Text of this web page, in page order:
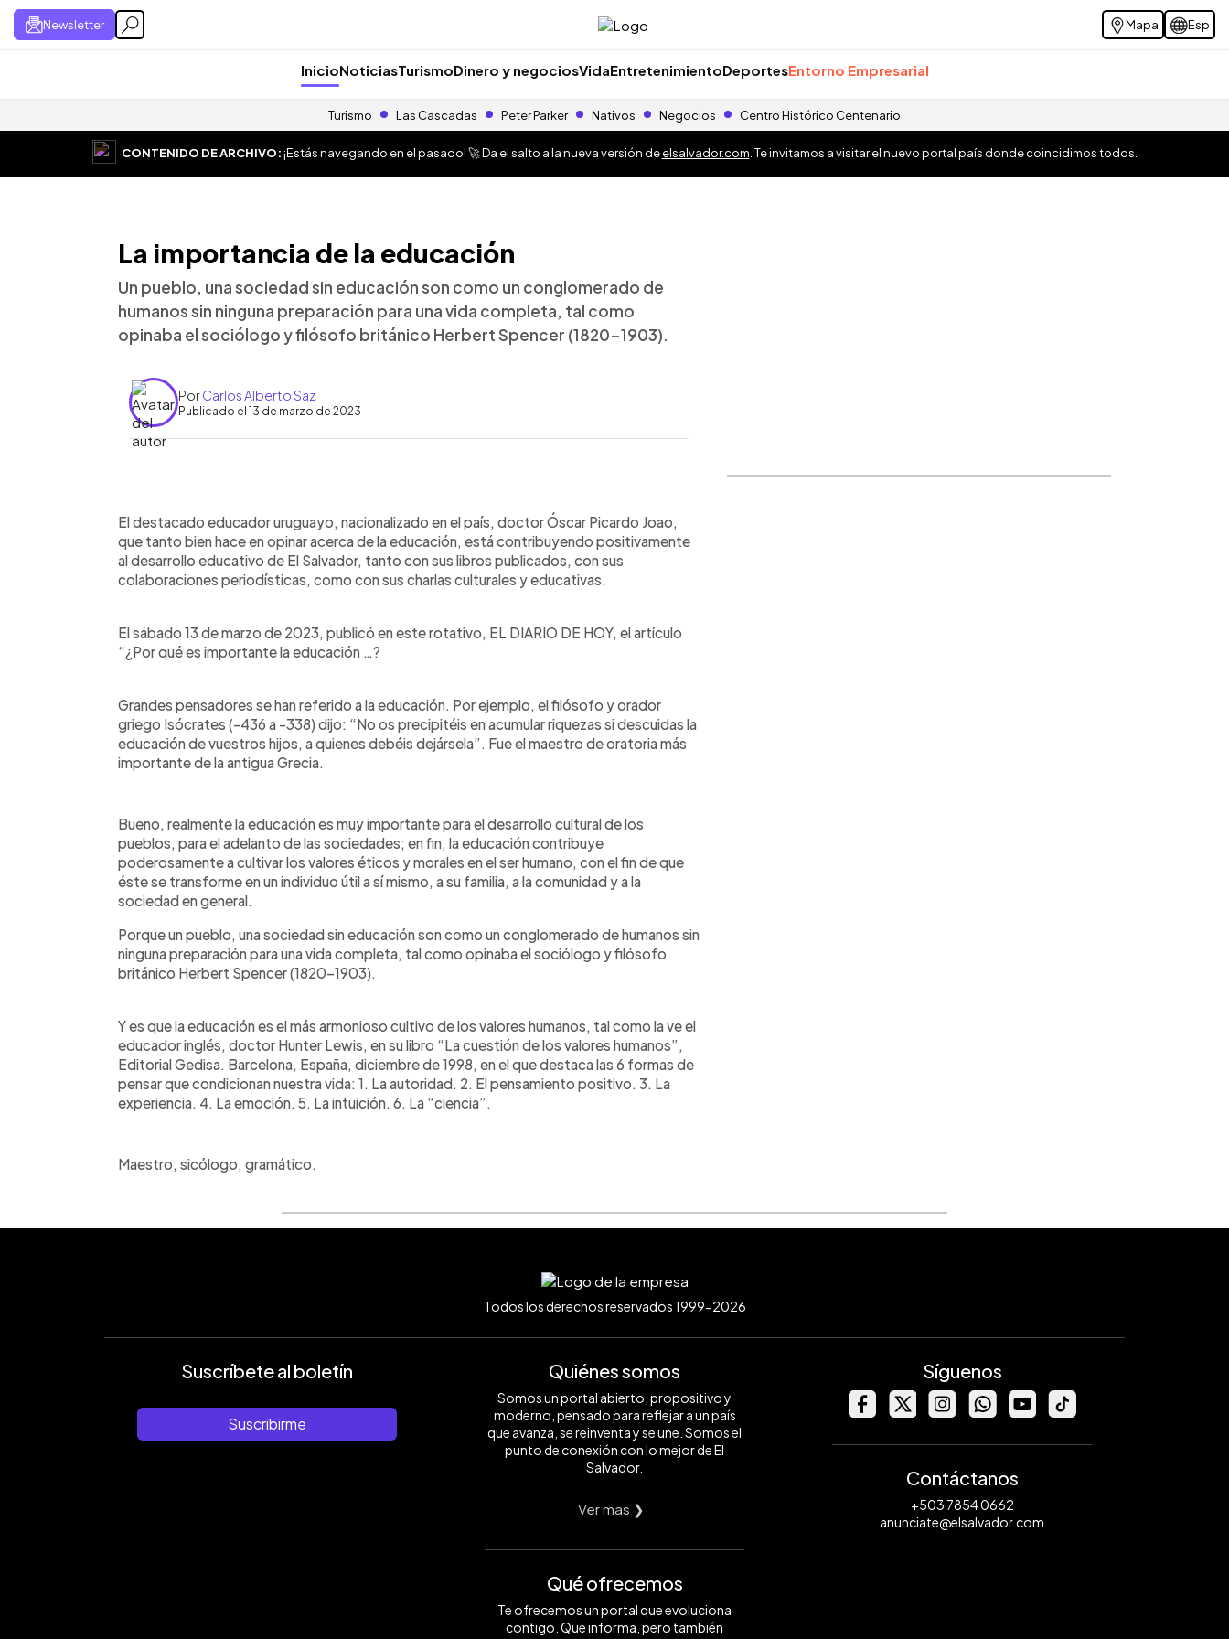
Newsletter Mapa Esp
InicioNoticiasTurismoDinero y negociosVidaEntretenimientoDeportesEntorno Empresarial
Turismo Las Cascadas Peter Parker Nativos Negocios Centro Histórico Centenario
CONTENIDO DE ARCHIVO:¡Estás navegando en el pasado! 🚀 Da el salto a la nueva versión deelsalvador.com . Te invitamos a visitar el nuevo portal país donde coincidimos todos.
La importancia de la educación
Un pueblo, una sociedad sin educación son como un conglomerado de
humanos sin ninguna preparación para una vida completa, tal como
opinaba el sociólogo y filósofo británico Herbert Spencer (1820-1903).
PorCarlos Alberto Saz
Publicado el 13 de marzo de 2023
Escuchar artículo
El destacado educador uruguayo, nacionalizado en el país, doctor Óscar Picardo Joao,
que tanto bien hace en opinar acerca de la educación, está contribuyendo positivamente
al desarrollo educativo de El Salvador, tanto con sus libros publicados, con sus
colaboraciones periodísticas, como con sus charlas culturales y educativas.
El sábado 13 de marzo de 2023, publicó en este rotativo, EL DIARIO DE HOY, el artículo
“¿Por qué es importante la educación …?
Grandes pensadores se han referido a la educación. Por ejemplo, el filósofo y orador
griego Isócrates (-436 a -338) dijo: “No os precipitéis en acumular riquezas si descuidas la
educación de vuestros hijos, a quienes debéis dejársela”. Fue el maestro de oratoria más
importante de la antigua Grecia.
Bueno, realmente la educación es muy importante para el desarrollo cultural de los
pueblos, para el adelanto de las sociedades; en fin, la educación contribuye
poderosamente a cultivar los valores éticos y morales en el ser humano, con el fin de que
éste se transforme en un individuo útil a sí mismo, a su familia, a la comunidad y a la
sociedad en general.
Porque un pueblo, una sociedad sin educación son como un conglomerado de humanos sin
ninguna preparación para una vida completa, tal como opinaba el sociólogo y filósofo
británico Herbert Spencer (1820-1903).
Y es que la educación es el más armonioso cultivo de los valores humanos, tal como la ve el
educador inglés, doctor Hunter Lewis, en su libro “La cuestión de los valores humanos”,
Editorial Gedisa. Barcelona, España, diciembre de 1998, en el que destaca las 6 formas de
pensar que condicionan nuestra vida: 1. La autoridad. 2. El pensamiento positivo. 3. La
experiencia. 4. La emoción. 5. La intuición. 6. La “ciencia”.
Maestro, sicólogo, gramático.
Todos los derechos reservados 1999-2026
Suscríbete al boletín
Suscribirme
Quiénes somos
Somos un portal abierto, propositivo y
moderno, pensado para reflejar a un país
que avanza, se reinventa y se une. Somos el
punto de conexión con lo mejor de El
Salvador.
Ver mas ❯
Qué ofrecemos
Te ofrecemos un portal que evoluciona
contigo. Que informa, pero también
Síguenos
Contáctanos
+503 7854 0662
anunciate@elsalvador.com